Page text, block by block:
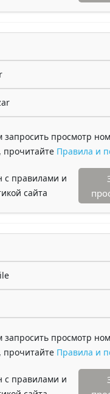
просмотр
прочитайте Правила и
с правилами и
сайта
просмотр
прочитайте Правила и
с правилами и